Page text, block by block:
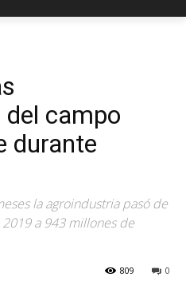
campo
durante
la agroindustria pasó de
a 943 millones de
0
809